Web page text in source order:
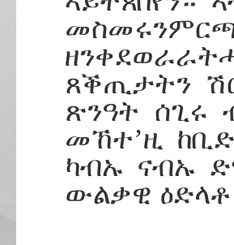
ጸቕጢታትን
ጽንዓት ሰጊሩ
መኸተ’ዚ
ካብኡ ናብኡ
ውልቃዊ